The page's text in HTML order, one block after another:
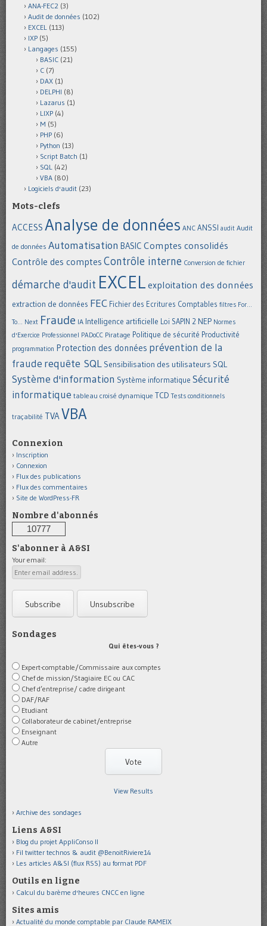
ANA-FEC2 (3)
Audit de données (102)
EXCEL (113)
IXP (5)
Langages (155)
BASIC (21)
C (7)
DAX (1)
DELPHI (8)
Lazarus (1)
LIXP (4)
M (5)
PHP (6)
Python (13)
Script Batch (1)
SQL (42)
VBA (80)
Logiciels d'audit (23)
Mots-clefs
ACCESS Analyse de données ANC ANSSI audit Audit
de données Automatisation BASIC Comptes consolidés
Contrôle des comptes Contrôle interne Conversion de fichier
démarche d'audit EXCEL exploitation des données
extraction de données FEC Fichier des Ecritures Comptables filtres For...
To... Next Fraude IA Intelligence artificielle Loi SAPIN 2 NEP Normes
d'Exercice Professionnel PADoCC Piratage Politique de sécurité Productivité
programmation Protection des données prévention de la
fraude requête SQL Sensibilisation des utilisateurs SQL
Système d'information Système informatique Sécurité
informatique tableau croisé dynamique TCD Tests conditionnels
traçabilité TVAVBA
Connexion
Inscription
Connexion
Flux des publications
Flux des commentaires
Site de WordPress-FR
Nombre d'abonnés
10777
S'abonner à A&SI
Your email:
Sondages
Qui êtes-vous ?
Expert-comptable/Commissaire aux comptes
Chef de mission/Stagiaire EC ou CAC
Chef d’entreprise/ cadre dirigeant
DAF/RAF
Etudiant
Collaborateur de cabinet/entreprise
Enseignant
Autre
View Results
Archive des sondages
Liens A&SI
Blog du projet AppliConso II
Fil twitter technos & audit @BenoitRiviere14
Les articles A&SI (flux RSS) au format PDF
Outils en ligne
Calcul du barème d'heures CNCC en ligne
Sites amis
Actualité du monde comptable par Claude RAMEIX